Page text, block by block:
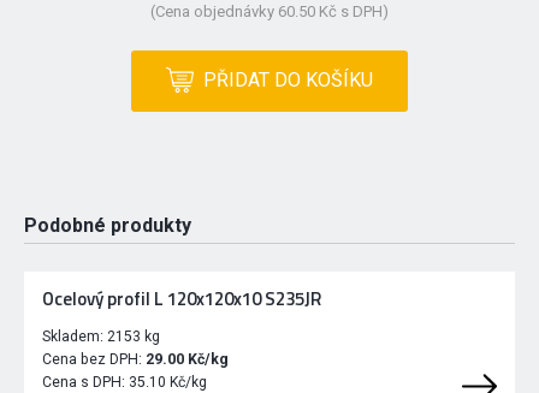
(Cena objednávky 60.50 Kč s DPH)
PŘIDAT DO KOŠÍKU
Podobné produkty
Ocelový profil L 120x120x10 S235JR
Skladem: 2153 kg
Cena bez DPH: 29.00 Kč/kg
Cena s DPH: 35.10 Kč/kg